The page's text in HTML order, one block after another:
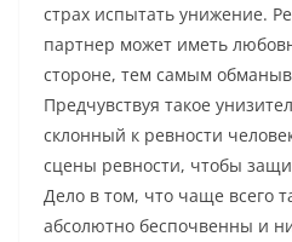
страх испытать унижение.
партнер может иметь
стороне, тем самым
Предчувствуя такое
склонный к ревности
сцены ревности, чтобы
Дело в том, что чаще всего
абсолютно беспочвенны и